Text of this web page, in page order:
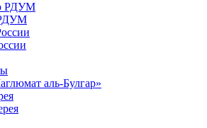
РДУМ
аль-Булгар»